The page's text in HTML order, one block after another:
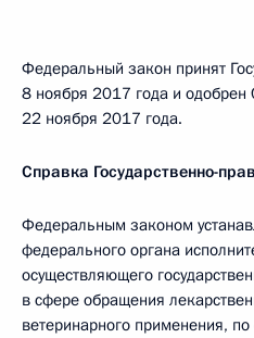
Федеральный закон принят
8 ноября 2017 года и
22 ноября 2017 года.
Справка Государственно-
Федеральным законом
федерального органа
осуществляющего
в сфере обращения
ветеринарного применения,